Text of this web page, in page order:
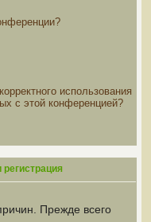
использования
с этой конференцией?
Прежде всего